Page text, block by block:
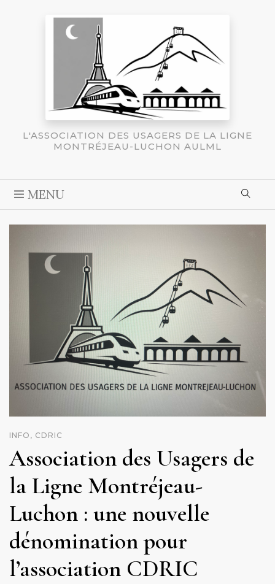
L'ASSOCIATION DES USAGERS DE LA LIGNE
MONTRÉJEAU-LUCHON AULML
MENU
INFO, CDRIC
Association des Usagers de
la Ligne Montréjeau-
Luchon : une nouvelle
dénomination pour
l’association CDRIC